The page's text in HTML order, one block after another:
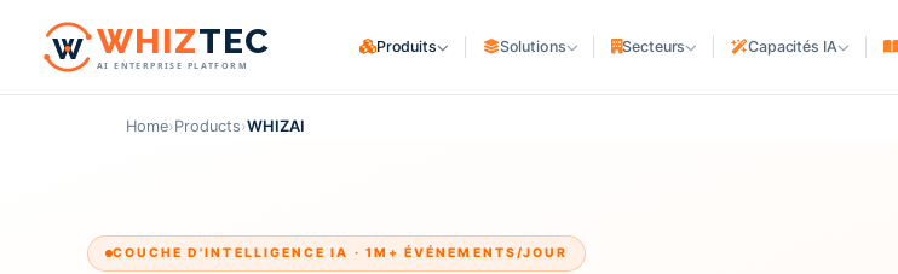
WHIZTEC
AI ENTERPRISE PLATFORM
Produits
WHIZCargo
Solutions Secteurs Capacités IA
Home›Products›WHIZAI
COUCHE D'INTELLIGENCE IA · 1M+ ÉVÉNEMENTS/JOUR